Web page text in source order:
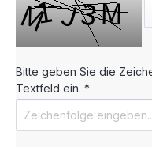
Bitte geben Sie die
Textfeld ein. *